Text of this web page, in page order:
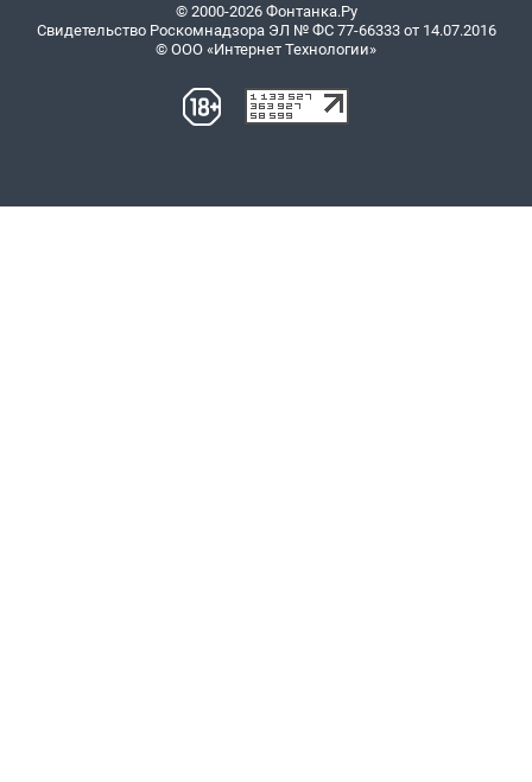
© 2000-2026 Фонтанка.Ру
Свидетельство Роскомнадзора ЭЛ № ФС 77-66333 от 14.07.2016
© ООО «Интернет Технологии»